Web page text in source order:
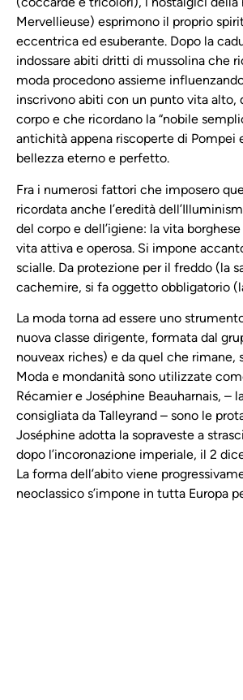
Mervellieuse) esprimono il proprio
eccentrica ed esuberante. Dopo la
indossare abiti dritti di mussolina che
moda procedono assieme
inscrivono abiti con un punto vita
corpo e che ricordano la “nobile
antichità appena riscoperte di Pompei
bellezza eterno e perfetto.
Fra i numerosi fattori che imposero
ricordata anche l’eredità
del corpo e dell’igiene: la vita
vita attiva e operosa. Si impone
scialle. Da protezione per il freddo (la
cachemire, si fa oggetto obbligatorio
La moda torna ad essere uno
nuova classe dirigente, formata dal
nouveax riches) e da quel che
Moda e mondanità sono utilizzate
Récamier e Joséphine Beauharnais, –
consigliata da Talleyrand – sono le
Joséphine adotta la sopraveste a
dopo l’incoronazione imperiale, il 2
La forma dell’abito viene
neoclassico s’impone in tutta Europa